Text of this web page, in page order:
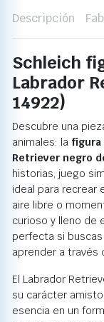
Descripción
Schleich
Labrador
14922)
Descubre una
animales: la figura
Retriever negro
historias, juego
ideal para recrear
aire libre o
curioso y lleno de
perfecta si buscas
aprender a través
El Labrador
su carácter
esencia en un